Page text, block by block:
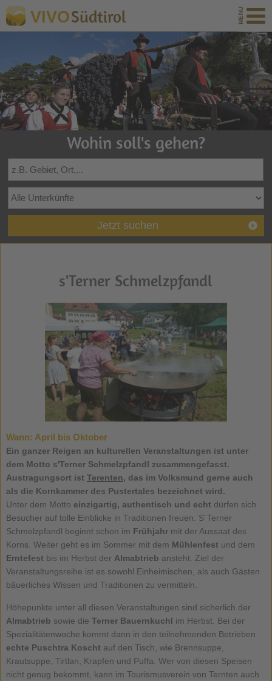
VIVOSüdtirol
Wohin soll's gehen?
Jetzt suchen
s'Terner Schmelzpfandl
Wann: April bis Oktober
Ein ganzer Reigen an kulturellen Veranstaltungen ist unter
dem Motto s'Terner Schmelzpfandl zusammengefasst.
Austragungsort ist Terenten, das im Volksmund gerne auch
als die Kornkammer des Pustertales bezeichnet wird.
Unter dem Motto einzigartig, authentisch und echt dürfen sich
Besucher auf tolle Einblicke in Traditionen freuen. S´Terner
Schmelzpfandl beginnt schon im Frühjahr mit der Aussaat des
Korns. Weiter geht es im Sommer mit dem Mühlenfest und dem
Erntefest bis im Herbst der Almabtrieb ansteht. Ziel der
Veranstaltungsreihe ist es sowohl Einheimischen, als auch Gästen
bäuerliches Wissen und Traditionen zu vermitteln.
Höhepunkte unter all diesen Veranstaltungen sind sicherlich der
Almabtrieb sowie die Terner Bauernkuchl im Herbst. Bei der
Spezialitätenwoche kommt dann in den teilnehmenden Betrieben
echte Puschtra Koscht auf den Tisch, wie Brennsuppe,
Krautsuppe, Tirtlan, Krapfen und Puffa. Wer von diesen Speisen
nicht genug bekommt, kann im Tourismusverein von Ternten auch